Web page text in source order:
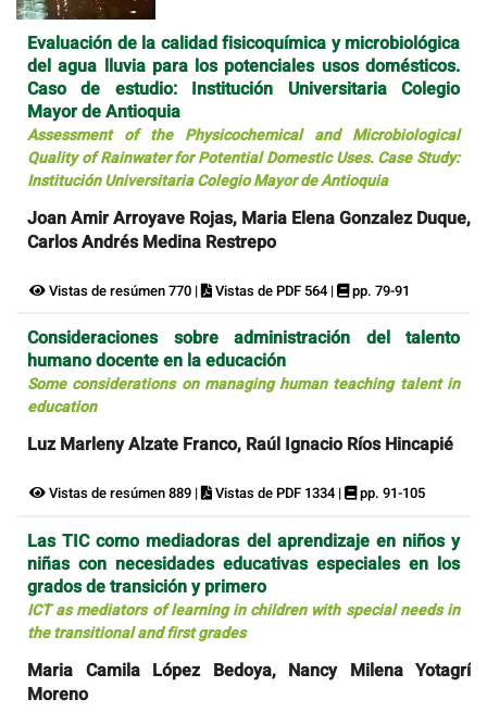
Evaluación de la calidad fisicoquímica y microbiológica
del agua lluvia para los potenciales usos domésticos.
Caso de estudio: Institución Universitaria Colegio
Mayor de Antioquia
Assessment of the Physicochemical and Microbiological
Quality of Rainwater for Potential Domestic Uses. Case Study:
Institución Universitaria Colegio Mayor de Antioquia
Joan Amir Arroyave Rojas, Maria Elena Gonzalez Duque,
Carlos Andrés Medina Restrepo
Vistas de resúmen 770 | Vistas de PDF 564 | pp. 79-91
Consideraciones sobre administración del talento
humano docente en la educación
Some considerations on managing human teaching talent in
education
Luz Marleny Alzate Franco, Raúl Ignacio Ríos Hincapié
Vistas de resúmen 889 | Vistas de PDF 1334 | pp. 91-105
Las TIC como mediadoras del aprendizaje en niños y
niñas con necesidades educativas especiales en los
grados de transición y primero
ICT as mediators of learning in children with special needs in
the transitional and first grades
Maria Camila López Bedoya, Nancy Milena Yotagrí
Moreno